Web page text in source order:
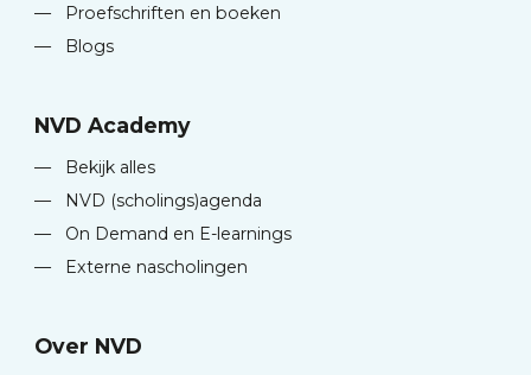
—
Proefschriften en boeken
—
Blogs
NVD Academy
—
Bekijk alles
—
NVD (scholings)agenda
—
On Demand en E-learnings
—
Externe nascholingen
Over NVD